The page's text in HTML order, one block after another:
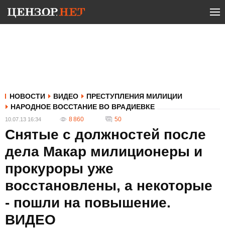
НОВОСТИ ВИДЕО
ПРЕСТУПЛЕНИЯ МИЛИЦИИ
НАРОДНОЕ ВОССТАНИЕ ВО ВРАДИЕВКЕ
10.07.13 16:34 8 860 50
Снятые с должностей после
дела Макар милиционеры и
прокуроры уже
восстановлены, а некоторые
- пошли на повышение.
ВИДЕО